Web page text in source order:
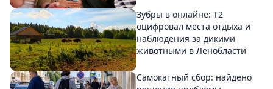
Зубры в онлайне: Т2
оцифровал места отдыха и
наблюдения за дикими
животными в Ленобласти
Самокатный сбор: найдено